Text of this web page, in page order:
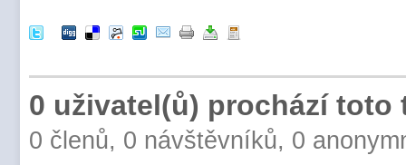
0 uživatel(ů) prochází toto
0 členů, 0 návštěvníků, 0